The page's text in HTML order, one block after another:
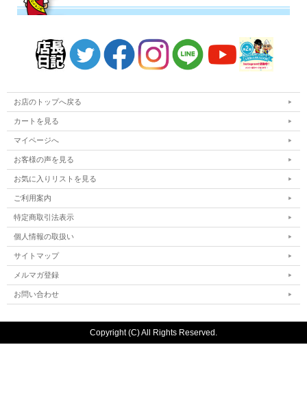
お店のトップへ戻る
カートを見る
マイページへ
お客様の声を見る
お気に入りリストを見る
ご利用案内
特定商取引法表示
個人情報の取扱い
サイトマップ
メルマガ登録
お問い合わせ
Copyright (C) All Rights Reserved.